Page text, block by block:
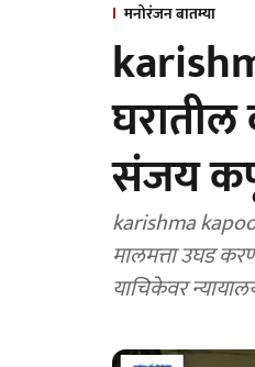
मनोरंजन बातम्या
घरातील
संजय
karishma
मालमत्ता उघड
याचिकेवर